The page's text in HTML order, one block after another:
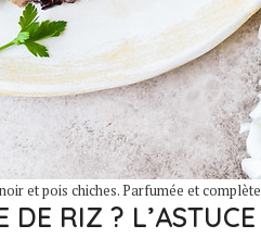
et pois chiches. Parfumée et complète
DE RIZ ? L’ASTUCE